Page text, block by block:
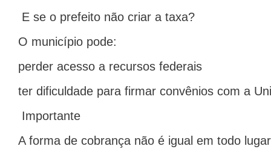
E se o prefeito não criar a taxa?
O município pode:
perder acesso a recursos federais
ter dificuldade para firmar convênios com a
Importante
A forma de cobrança não é igual em todo lugar